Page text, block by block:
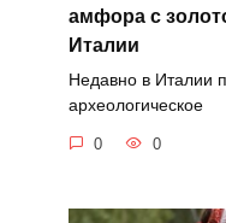
амфора с
Италии
Недавно в Италии
археологическое
0 0